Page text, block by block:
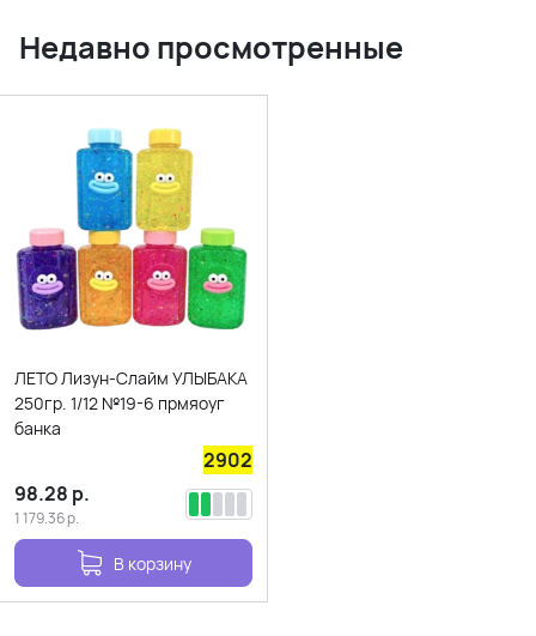
Недавно просмотренные
ЛЕТО Лизун-Слайм УЛЫБАКА
250гр. 1/12 №19-6 прмяоуг
банка
2902
98.28 р.
1 179.36р.
В корзину